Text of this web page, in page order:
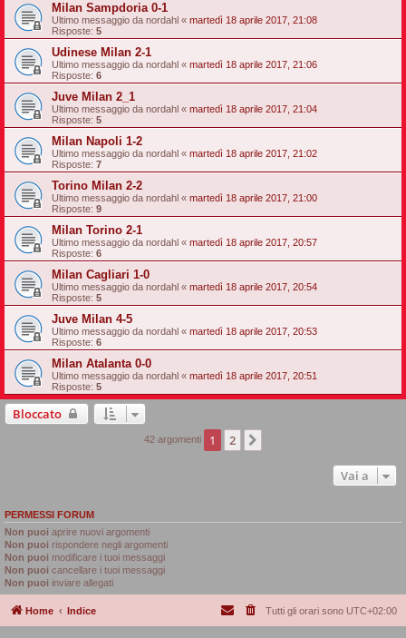
Milan Sampdoria 0-1
Ultimo messaggio da nordahl « martedì 18 aprile 2017, 21:08
Risposte: 5
Udinese Milan 2-1
Ultimo messaggio da nordahl « martedì 18 aprile 2017, 21:06
Risposte: 6
Juve Milan 2_1
Ultimo messaggio da nordahl « martedì 18 aprile 2017, 21:04
Risposte: 5
Milan Napoli 1-2
Ultimo messaggio da nordahl « martedì 18 aprile 2017, 21:02
Risposte: 7
Torino Milan 2-2
Ultimo messaggio da nordahl « martedì 18 aprile 2017, 21:00
Risposte: 9
Milan Torino 2-1
Ultimo messaggio da nordahl « martedì 18 aprile 2017, 20:57
Risposte: 6
Milan Cagliari 1-0
Ultimo messaggio da nordahl « martedì 18 aprile 2017, 20:54
Risposte: 5
Juve Milan 4-5
Ultimo messaggio da nordahl « martedì 18 aprile 2017, 20:53
Risposte: 6
Milan Atalanta 0-0
Ultimo messaggio da nordahl « martedì 18 aprile 2017, 20:51
Risposte: 5
Bloccato
42 argomenti 1 2
Vai a
PERMESSI FORUM
Non puoi aprire nuovi argomenti
Non puoi rispondere negli argomenti
Non puoi modificare i tuoi messaggi
Non puoi cancellare i tuoi messaggi
Non puoi inviare allegati
Home Indice Tutti gli orari sono UTC+02:00